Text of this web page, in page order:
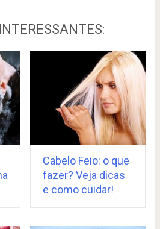
Cabelo Feio: o que
fazer? Veja dicas
e como cuidar!